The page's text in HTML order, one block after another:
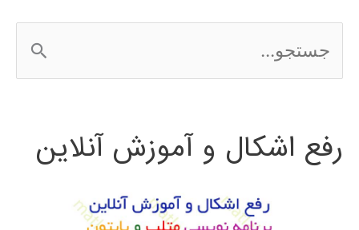
س
ج
رفع اشکال و آموزش آنلاین